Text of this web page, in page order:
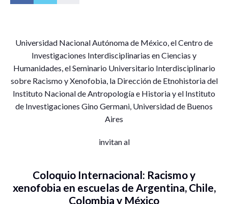
Universidad Nacional Autónoma de México, el Centro de
Investigaciones Interdisciplinarias en Ciencias y
Humanidades, el Seminario Universitario Interdisciplinario
sobre Racismo y Xenofobia, la Dirección de Etnohistoria del
Instituto Nacional de Antropología e Historia y el Instituto
de Investigaciones Gino Germani, Universidad de Buenos
Aires
invitan al
Coloquio Internacional: Racismo y
xenofobia en escuelas de Argentina, Chile,
Colombia y México